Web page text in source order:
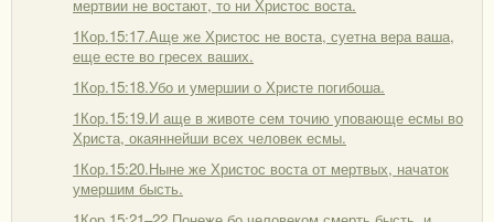
мертвии не востают, то ни Христос воста.
1Кор.15:17.Аще же Христос не воста, суетна вера ваша,
еще есте во гресех ваших.
1Кор.15:18.Убо и умершии о Христе погибоша.
1Кор.15:19.И аще в животе сем точию уповающе есмы во
Христа, окаяннейши всех человек есмы.
1Кор.15:20.Ныне же Христос воста от мертвых, начаток
умершим бысть.